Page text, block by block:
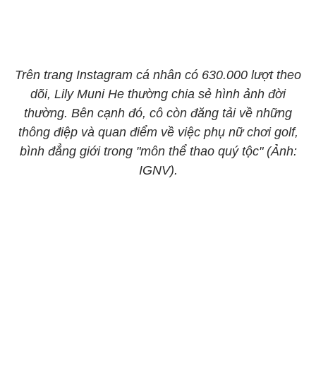
Trên trang Instagram cá nhân có 630.000 lượt theo
dõi, Lily Muni He thường chia sẻ hình ảnh đời
thường. Bên cạnh đó, cô còn đăng tải về những
thông điệp và quan điểm về việc phụ nữ chơi golf,
bình đẳng giới trong "môn thể thao quý tộc" (Ảnh:
IGNV).